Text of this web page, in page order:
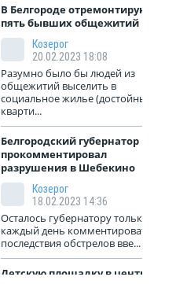
В Белгороде отремонтируют
пять бывших общежитий
Козерог
20.02.2023 18:08
Разумно было бы людей из
общежитий выселить в
социальное жилье (достойные
кварти...
Белгородский губернатор
прокомментировал
разрушения в Шебекино
Козерог
18.02.2023 14:36
Осталось губернатору только
каждый день комментировать
последствия обстрелов вве...
Детскую площадку в центре